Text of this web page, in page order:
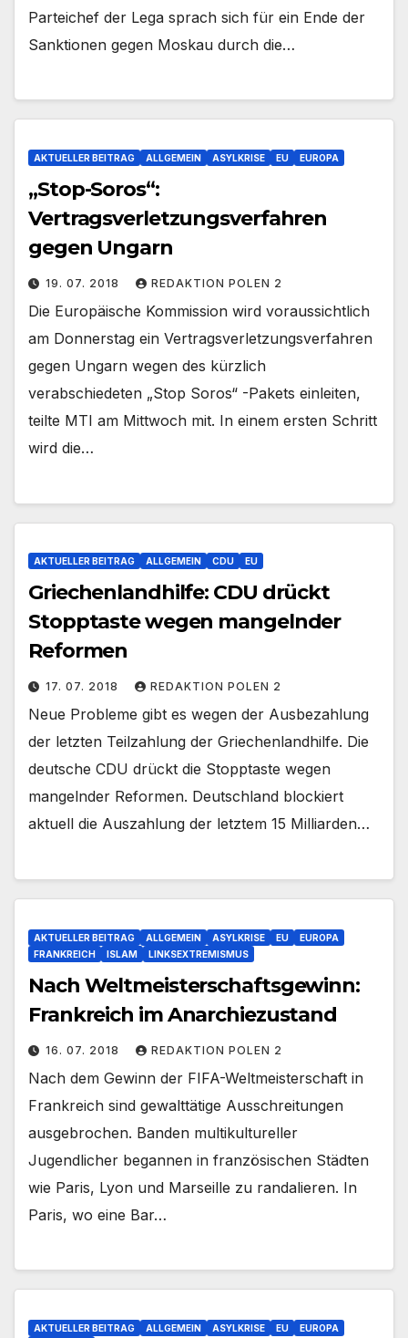
Parteichef der Lega sprach sich für ein Ende der
Sanktionen gegen Moskau durch die…
AKTUELLER BEITRAG ALLGEMEIN ASYLKRISE EU EUROPA
„Stop-Soros“:
Vertragsverletzungsverfahren
gegen Ungarn
19. 07. 2018 REDAKTION POLEN 2
Die Europäische Kommission wird voraussichtlich
am Donnerstag ein Vertragsverletzungsverfahren
gegen Ungarn wegen des kürzlich
verabschiedeten „Stop Soros“ -Pakets einleiten,
teilte MTI am Mittwoch mit. In einem ersten Schritt
wird die…
AKTUELLER BEITRAG ALLGEMEIN CDU EU
Griechenlandhilfe: CDU drückt
Stopptaste wegen mangelnder
Reformen
17. 07. 2018 REDAKTION POLEN 2
Neue Probleme gibt es wegen der Ausbezahlung
der letzten Teilzahlung der Griechenlandhilfe. Die
deutsche CDU drückt die Stopptaste wegen
mangelnder Reformen. Deutschland blockiert
aktuell die Auszahlung der letztem 15 Milliarden…
AKTUELLER BEITRAG ALLGEMEIN ASYLKRISE EU
EUROPA
FRANKREICH
ISLAM LINKSEXTREMISMUS
Nach Weltmeisterschaftsgewinn:
Frankreich im Anarchiezustand
16. 07. 2018 REDAKTION POLEN 2
Nach dem Gewinn der FIFA-Weltmeisterschaft in
Frankreich sind gewalttätige Ausschreitungen
ausgebrochen. Banden multikultureller
Jugendlicher begannen in französischen Städten
wie Paris, Lyon und Marseille zu randalieren. In
Paris, wo eine Bar…
AKTUELLER BEITRAG ALLGEMEIN ASYLKRISE EU
EUROPA